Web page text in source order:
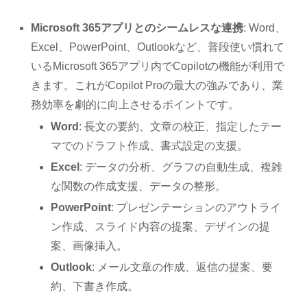
Microsoft 365アプリとのシームレスな連携: Word、
Excel、PowerPoint、Outlookなど、普段使い慣れて
いるMicrosoft 365アプリ内でCopilotの機能が利用で
きます。これがCopilot Proの最大の強みであり、業
務効率を劇的に向上させるポイントです。
Word : 長文の要約、文章の校正、指定したテー
マでのドラフト作成、書式設定の支援。
Excel : データの分析、グラフの自動生成、複雑
な関数の作成支援、データの整形。
PowerPoint: プレゼンテーションのアウトライ
ン作成、スライド内容の提案、デザインの提
案、画像挿入。
Outlook: メール文章の作成、返信の提案、要
約、下書き作成。